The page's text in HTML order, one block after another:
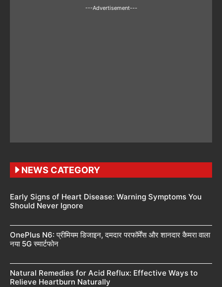
---Advertisement---
NEWS CATEGORY
Early Signs of Heart Disease: Warning Symptoms You
Should Never Ignore
OnePlus N6: प्रीमियम डिजाइन, दमदार परफॉर्मेंस और शानदार कैमरा वाला
नया 5G स्मार्टफोन
Natural Remedies for Acid Reflux: Effective Ways to
Relieve Heartburn Naturally